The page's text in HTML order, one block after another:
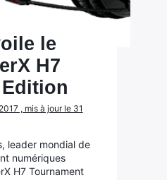
le
H7
, mis à jour le 31
leader mondial de
numériques
H7 Tournament